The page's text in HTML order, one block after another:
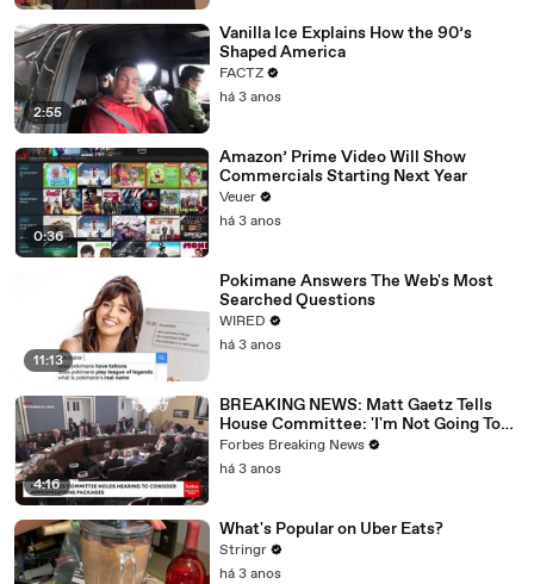
2:55
Vanilla Ice Explains How the 90’s
Shaped America
FACTZ
há 3 anos
0:36
Amazon’ Prime Video Will Show
Commercials Starting Next Year
Veuer
há 3 anos
11:13
Pokimane Answers The Web's Most
Searched Questions
WIRED
há 3 anos
4:16
BREAKING NEWS: Matt Gaetz Tells
House Committee: 'I'm Not Going To
Vote For A Continuing Resolution'
Forbes Breaking News
há 3 anos
What's Popular on Uber Eats?
Stringr
há 3 anos